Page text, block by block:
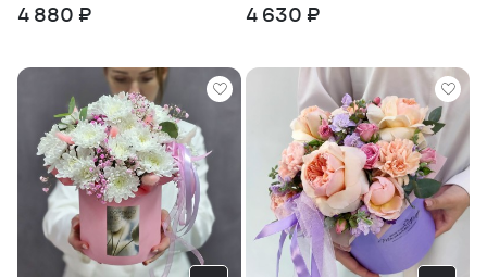
4 880 ₽ 4 630 ₽